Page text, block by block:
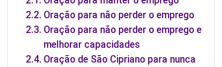
Oração para não perder o emprego
Oração para não perder o emprego e
melhorar capacidades
Oração de São Cipriano para nunca